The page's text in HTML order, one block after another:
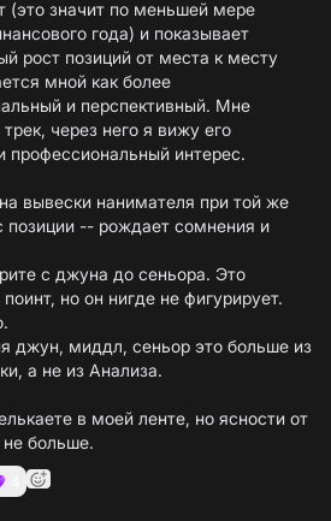
(это значит по меньшей мере
года) и показывает
рост позиций от места к месту
мной как более
и перспективный. Мне
трек, через него я вижу его
профессиональный интерес.
вывески нанимателя при той же
-- рождает сомнения и
с джуна до сеньора. Это
но он нигде не фигурирует.
джун, миддл, сеньор это больше из
а не из Анализа.
в моей ленте, но ясности от
больше.